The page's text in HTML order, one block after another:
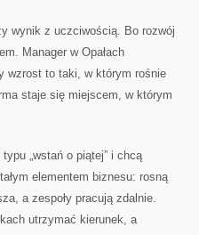
wynik z uczciwością. Bo rozwój
Manager w Opałach
wzrost to taki, w którym rośnie
staje się miejscem, w którym
„wstań o piątej” i chcą
elementem biznesu: rosną
a zespoły pracują zdalnie.
utrzymać kierunek, a